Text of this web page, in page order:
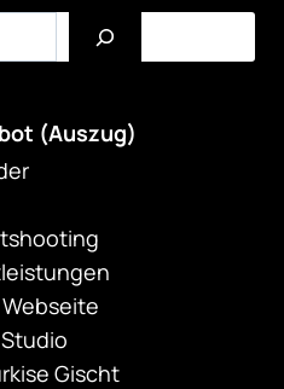
Suchen
(Auszug)
Gischt